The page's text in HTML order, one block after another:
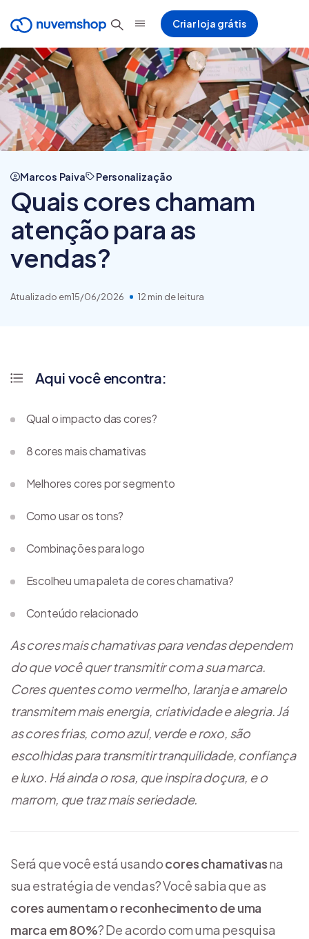
Criar loja grátis
Marcos Paiva Personalização
Quais cores chamam
atenção para as
vendas?
Atualizado em15/06/2026 12 min de leitura
As cores mais chamativas para vendas dependem
do que você quer transmitir com a sua marca.
Cores quentes como vermelho, laranja e amarelo
transmitem mais energia, criatividade e alegria. Já
as cores frias, como azul, verde e roxo, são
escolhidas para transmitir tranquilidade, confiança
e luxo. Há ainda o rosa, que inspira doçura, e o
marrom, que traz mais seriedade.
Será que você está usandocores chamativasna
sua estratégia de vendas? Você sabia que as
cores aumentam o reconhecimento de uma
marca em 80%? De acordo com uma pesquisa
Aqui você encontra:
Qual o impacto das cores?
8 cores mais chamativas
Melhores cores por segmento
Como usar os tons?
Combinações para logo
Escolheu uma paleta de cores chamativa?
Conteúdo relacionado